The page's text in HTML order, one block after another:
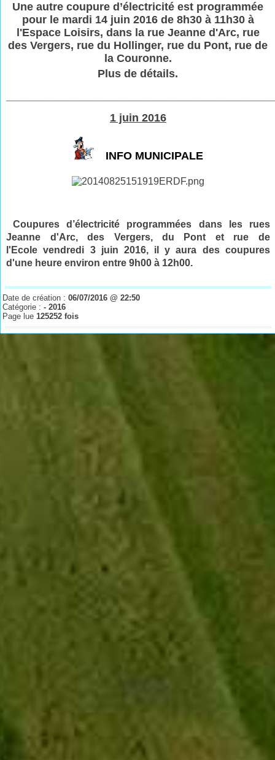
Une autre coupure d’électricité est programmée
pour le mardi 14 juin 2016 de 8h30 à 11h30 à
l'Espace Loisirs, dans la rue Jeanne d'Arc, rue
des Vergers, rue du Hollinger, rue du Pont, rue de
la Couronne.
Plus de détails.
1 juin 2016
INFO MUNICIPALE
Coupures d’électricité programmées dans les rues
Jeanne d'Arc, des Vergers, du Pont et rue de
l'Ecole vendredi 3 juin 2016, il y aura des coupures
d'une heure environ entre 9h00 à 12h00.
Date de création :06/07/2016 @ 22:50
Catégorie :- 2016
Page lue125252 fois